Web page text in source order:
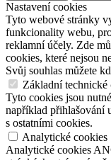
Nastavení cookies
Tyto webové stránky
funkcionality webu,
reklamní účely. Zde
cookies, které nejsou
Svůj souhlas můžete
Základní technické
Tyto cookies jsou
například přihlašování
s ostatními cookies.
Analytické cookies
Analytické cookies